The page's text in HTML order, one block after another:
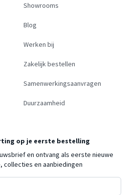
Showrooms
Blog
Werken bij
Zakelijk bestellen
Samenwerkingsaanvragen
Duurzaamheid
op je eerste bestelling
en ontvang als eerste nieuwe
collecties en aanbiedingen